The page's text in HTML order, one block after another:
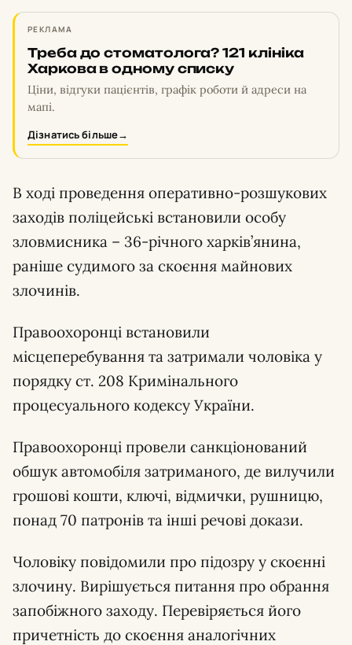
РЕКЛАМА
Треба до стоматолога? 121 клініка
Харкова в одному списку
Ціни, відгуки пацієнтів, графік роботи й адреси на
мапі.
Дізнатись більше→
В ході проведення оперативно-розшукових
заходів поліцейські встановили особу
зловмисника – 36-річного харків’янина,
раніше судимого за скоєння майнових
злочинів.
Правоохоронці встановили
місцеперебування та затримали чоловіка у
порядку ст. 208 Кримінального
процесуального кодексу України.
Правоохоронці провели санкціонований
обшук автомобіля затриманого, де вилучили
грошові кошти, ключі, відмички, рушницю,
понад 70 патронів та інші речові докази.
Чоловіку повідомили про підозру у скоєнні
злочину. Вирішується питання про обрання
запобіжного заходу. Перевіряється його
причетність до скоєння аналогічних